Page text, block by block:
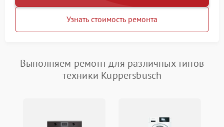
Узнать стоимость ремонта
Выполняем ремонт для различных типов
техники Kuppersbusch